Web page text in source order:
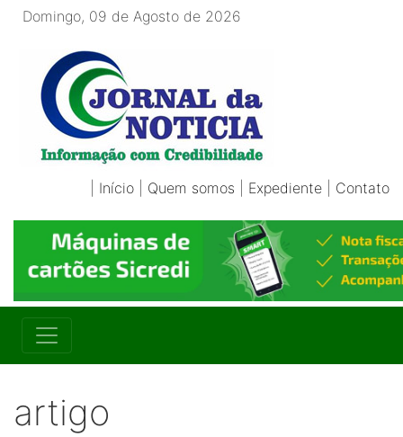
Domingo, 09 de Agosto de 2026
Início Quem somos Expediente Contato
artigo